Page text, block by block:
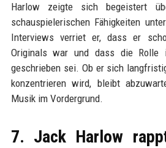
Harlow zeigte sich begeistert
schauspielerischen Fähigkeiten
Interviews verriet er, dass er
Originals war und dass die
geschrieben sei. Ob er sich
konzentrieren wird, bleibt
Musik im Vordergrund.
7. Jack Harlow